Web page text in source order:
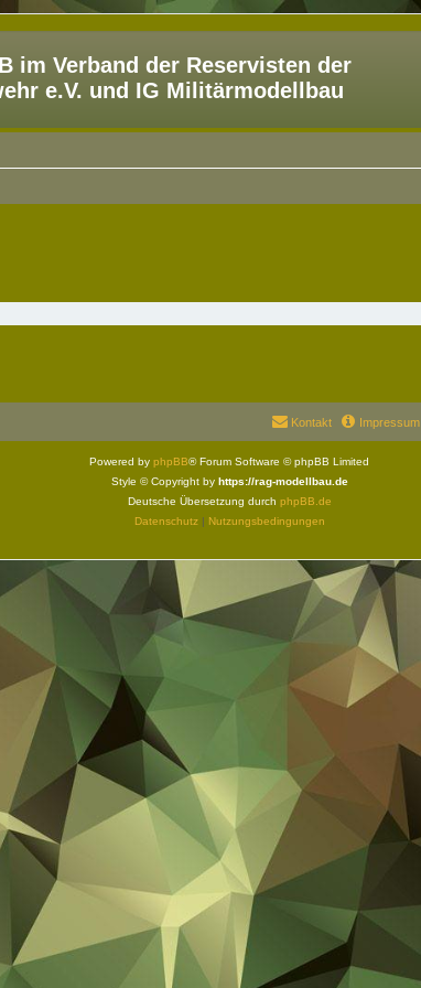
im Verband der Reservisten der
e.V. und IG Militärmodellbau
Impressum
Kontakt
Powered by phpBB® Forum Software © phpBB Limited
Style © Copyright by https://rag-modellbau.de
Deutsche Übersetzung durch phpBB.de
Datenschutz| Nutzungsbedingungen